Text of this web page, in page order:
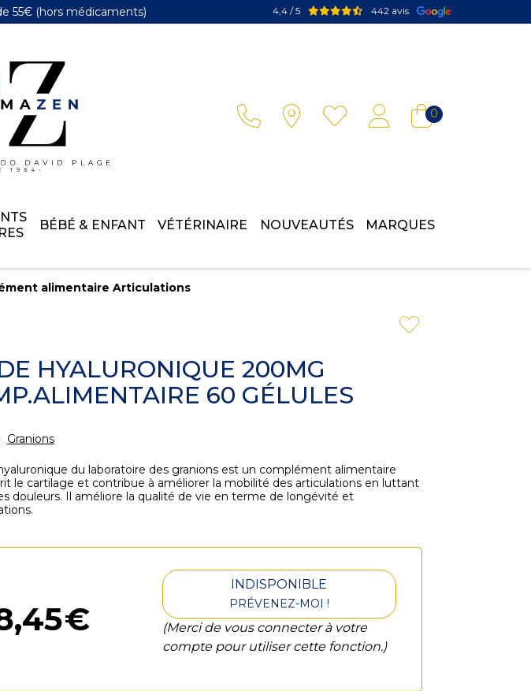
55€(hors médicaments) 4,4 / 5 442 avis
0
BÉBÉ & ENFANT VÉTÉRINAIRE NOUVEAUTÉS MARQUES
alimentaire Articulations
HYALURONIQUE 200MG
60 GÉLULES
Granions
du laboratoire des granions est un complément alimentaire
le cartilage et contribue à améliorer la mobilité des articulations en luttant
douleurs. Il améliore la qualité de vie en terme de longévité et
,45€
INDISPONIBLE
PRÉVENEZ-MOI !
(Merci de vous connecter à votre
compte pour utiliser cette fonction.)